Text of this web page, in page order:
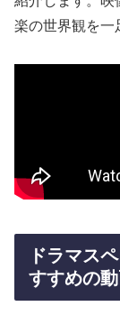
楽の世界観を一
ドラマス
すすめの